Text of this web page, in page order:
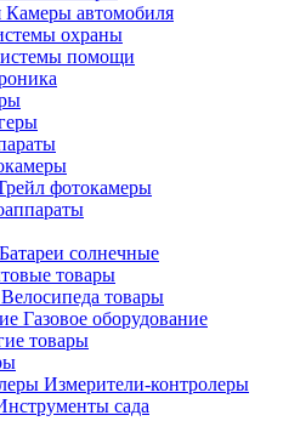
Камеры автомобиля
охраны
помощи
фотокамеры
Батареи солнечные
товары
Велосипеда товары
Газовое оборудование
товары
Измерители-контролеры
сада